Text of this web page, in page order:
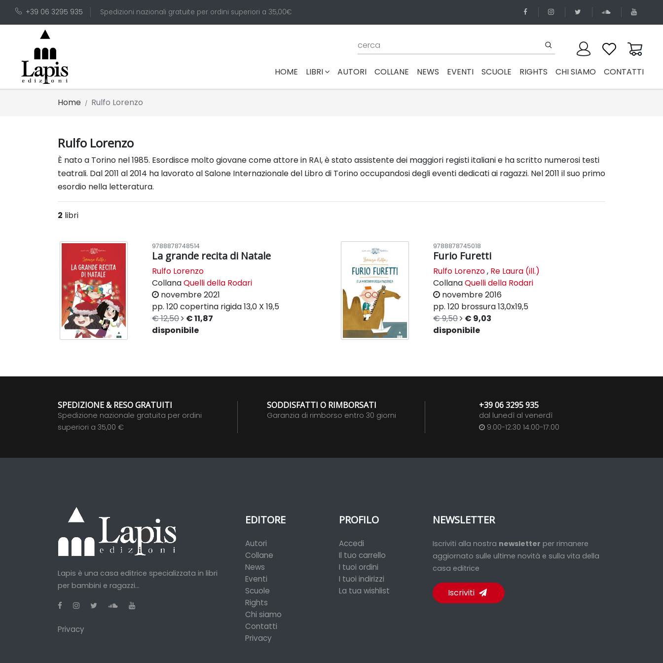
+39 06 3295 935 Spedizioni nazionali gratuite per ordini superiori a 35,00€
HOME (CURRENT)
LIBRI AUTORI COLLANE NEWS EVENTI SCUOLE RIGHTS CHI SIAMO CONTATTI
Home Rulfo Lorenzo
Rulfo Lorenzo
È nato a Torino nel 1985. Esordisce molto giovane come attore in RAI, è stato assistente dei maggiori registi italiani e ha scritto numerosi testi
teatrali. Dal 2011 al 2014 ha lavorato al Salone Internazionale del Libro di Torino occupandosi degli eventi dedicati ai ragazzi. Nel 2011 il suo primo
esordio nella letteratura.
2 libri
9788878748514
La grande recita di Natale
Rulfo Lorenzo
CollanaQuelli della Rodari
novembre 2021
pp. 120copertina rigida13,0 X 19,5
€ 12,50
€ 11,87
disponibile
9788878745018
Furio Furetti
Rulfo Lorenzo, Re Laura (ill.)
CollanaQuelli della Rodari
novembre 2016
pp. 120 brossura13,0x19,5
€ 9,50
€ 9,03
disponibile
SPEDIZIONE & RESO GRATUITI
Spedizione nazionale gratuita per ordini
superiori a 35,00 €
SODDISFATTI O RIMBORSATI
Garanzia di rimborso entro 30 giorni
+39 06 3295 935
dal lunedì al venerdì
9:00-12:30 14:00-17:00
Lapis è una casa editrice specializzata in libri
per bambini e ragazzi...
Privacy
EDITORE
Autori
Collane
News
Eventi
Scuole
Rights
Chi siamo
Contatti
Privacy
PROFILO
Accedi
Il tuo carrello
I tuoi ordini
I tuoi indirizzi
La tua wishlist
NEWSLETTER
Iscriviti alla nostra newsletter per rimanere
aggiornato sulle ultime novità e sulla vita della
casa editrice
Iscriviti